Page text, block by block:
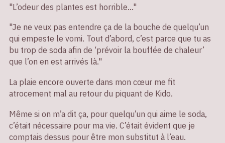
"L’odeur des plantes est horrible..."
"Je ne veux pas entendre ça de la bouche de quelqu’un
qui empeste le vomi. Tout d’abord, c’est parce que tu as
bu trop de soda afin de ‘prévoir la bouffée de chaleur’
que l’on en est arrivés là."
La plaie encore ouverte dans mon cœur me fit
atrocement mal au retour du piquant de Kido.
Même si on m’a dit ça, pour quelqu’un qui aime le soda,
c’était nécessaire pour ma vie. C’était évident que je
comptais dessus pour être mon substitut à l’eau.